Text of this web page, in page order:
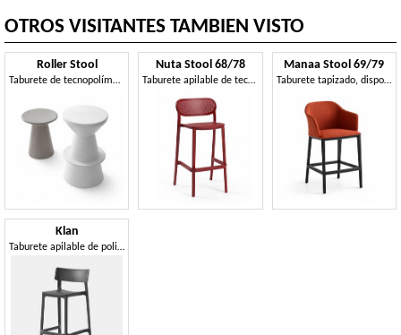
OTROS VISITANTES TAMBIEN VISTO
Roller Stool
Taburete de tecnopolímero, disponible en dos alturas
Nuta Stool 68/78
Taburete apilable de tecnopolímero, disponible en dos alturas
Manaa Stool 69/79
Taburete tapizado, disponible en dos alturas
Klan
Taburete apilable de polipropileno reforzado.